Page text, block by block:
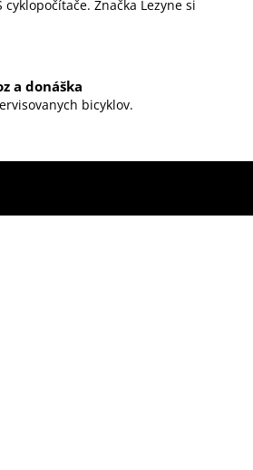
Značka Lezyne si
a donáška
bicyklov.